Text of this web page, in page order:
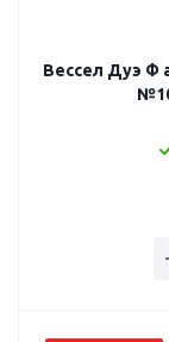
Вессел Дуэ Ф